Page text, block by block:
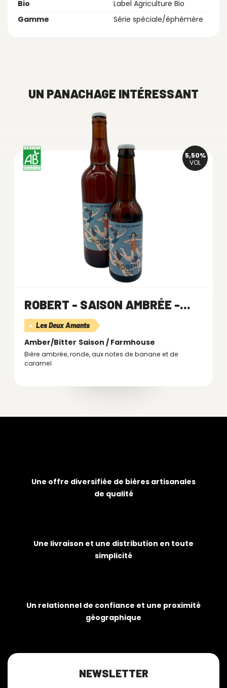
Bio
Label Agriculture Bio
Gamme
Série spéciale/éphémère
UN PANACHAGE INTÉRESSANT
5,50%
VOL
ROBERT - SAISON AMBRÉE -...
Les Deux Amants
Amber/Bitter Saison / Farmhouse
Bière ambrée, ronde, aux notes de banane et de
caramel
Une offre diversifiée de bières artisanales
de qualité
Une livraison et une distribution en toute
simplicité
Un relationnel de confiance et une proximité
géographique
NEWSLETTER